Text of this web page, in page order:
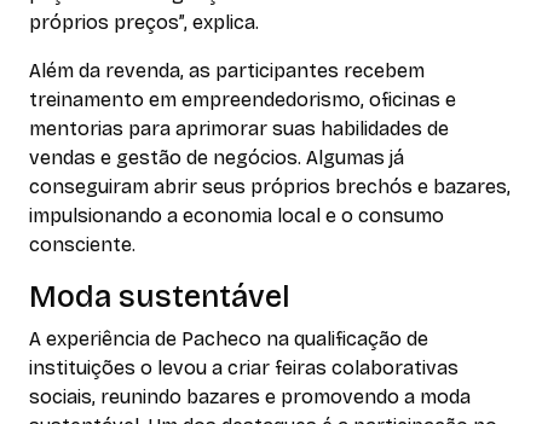
próprios preços”, explica.
Além da revenda, as participantes recebem
treinamento em empreendedorismo, oficinas e
mentorias para aprimorar suas habilidades de
vendas e gestão de negócios. Algumas já
conseguiram abrir seus próprios brechós e bazares,
impulsionando a economia local e o consumo
consciente.
Moda sustentável
A experiência de Pacheco na qualificação de
instituições o levou a criar feiras colaborativas
sociais, reunindo bazares e promovendo a moda